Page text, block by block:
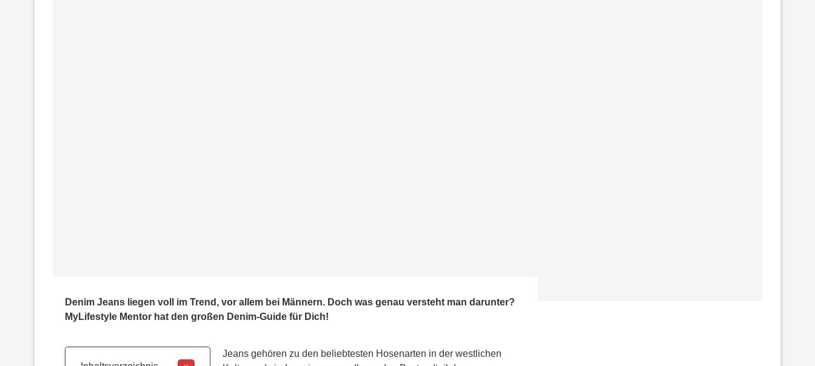
Denim Jeans liegen voll im Trend, vor allem bei Männern. Doch was genau versteht man darunter?
MyLifestyle Mentor hat den großen Denim-Guide für Dich!
Jeans gehören zu den beliebtesten Hosenarten in der westlichen